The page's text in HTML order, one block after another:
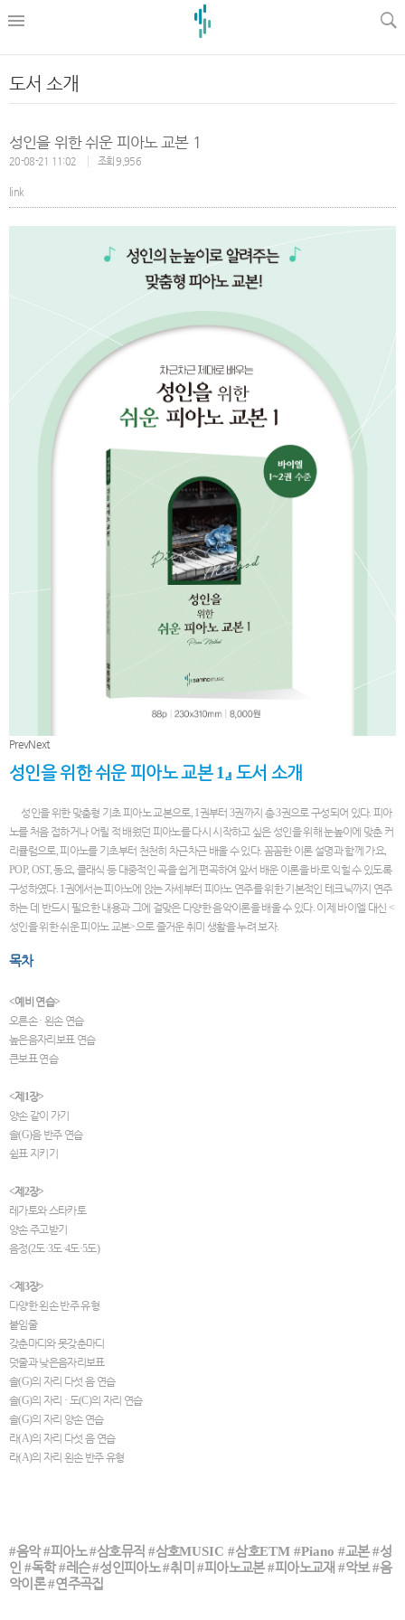
도서 소개
성인을 위한 쉬운 피아노 교본 1
20-08-21 11:02 조회 9,956
link
PrevNext
성인을 위한 쉬운 피아노 교본1』도서 소개
성인을 위한 맞춤형 기초 피아노 교본으로, 1권부터3권까지 총3권으로 구성되어 있다.피아
노를 처음 접하거나 어릴 적 배웠던 피아노를 다시 시작하고 싶은 성인을 위해 눈높이에 맞춘 커
리큘럼으로,피아노를 기초부터 천천히 차근차근 배울 수 있다. 꼼꼼한 이론 설명과 함께 가요,
POP, OST,동요, 클래식 등 대중적인 곡을 쉽게 편곡하여 앞서 배운 이론을 바로 익힐 수 있도록
구성하였다. 1권에서는 피아노에 앉는 자세부터 피아노 연주를 위한 기본적인 테크닉까지 연주
하는 데 반드시 필요한 내용과 그에 걸맞은 다양한 음악이론을 배울 수 있다. 이제 바이엘 대신 <
성인을 위한 쉬운 피아노 교본>으로 즐거운 취미 생활을 누려 보자.
목차
<예비 연습>
오른손·왼손 연습
높은음자리보표 연습
큰보표 연습
<제 1장>
양손 같이 가기
솔(G)음 반주 연습
쉼표 지키기
<제 2장>
레가토와 스타카토
양손 주고받기
음정(2도·3도·4도·5도)
<제 3장>
다양한 왼손 반주 유형
붙임줄
갖춘마디와 못갖춘마디
덧줄과 낮은음자리보표
솔(G)의 자리 다섯 음 연습
솔(G)의 자리 · 도(C)의 자리 연습
솔(G)의 자리 양손 연습
라(A)의 자리 다섯 음 연습
라(A)의 자리 왼손 반주 유형
#음악#피아노#삼호뮤직 #삼호MUSIC #삼호ETM #Piano #교본#성
인 #독학#레슨#성인피아노#취미#피아노교본#피아노교재 #악보#음
악이론#연주곡집